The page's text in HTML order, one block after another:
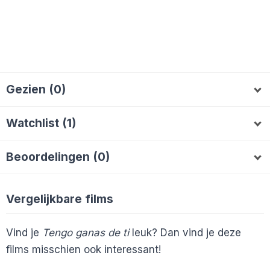
Gezien (0)
Watchlist (1)
Beoordelingen (0)
Vergelijkbare films
Vind je Tengo ganas de tileuk? Dan vind je deze
films misschien ook interessant!